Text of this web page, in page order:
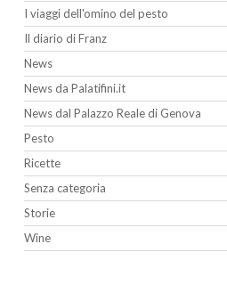
I viaggi dell'omino del pesto
Il diario di Franz
News
News da Palatifini.it
News dal Palazzo Reale di Genova
Pesto
Ricette
Senza categoria
Storie
Wine